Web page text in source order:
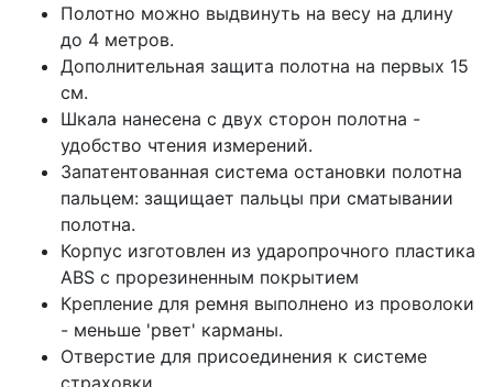
Полотно можно выдвинуть на весу на длину
до 4 метров.
Дополнительная защита полотна на первых 15
см.
Шкала нанесена с двух сторон полотна -
удобство чтения измерений.
Запатентованная система остановки полотна
пальцем: защищает пальцы при сматывании
полотна.
Корпус изготовлен из ударопрочного пластика
ABS с прорезиненным покрытием
Крепление для ремня выполнено из проволоки
- меньше 'рвет' карманы.
Отверстие для присоединения к системе
страховки.